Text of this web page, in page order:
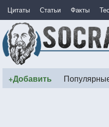
Цитаты Статьи Факты
+Добавить